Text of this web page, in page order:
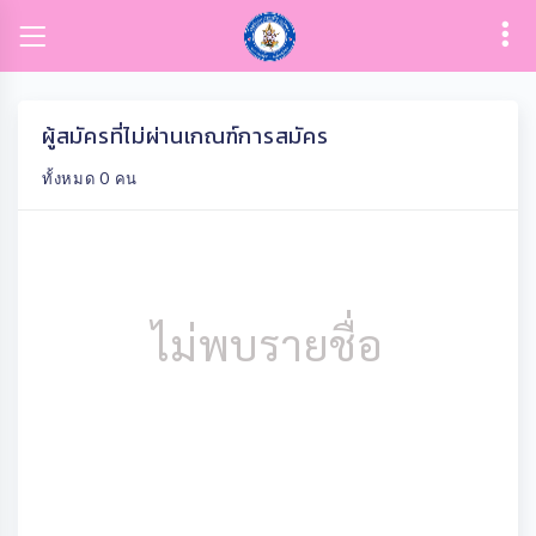
ผู้สมัครที่ไม่ผ่านเกณฑ์การสมัคร
ทั้งหมด 0 คน
ไม่พบรายชื่อ